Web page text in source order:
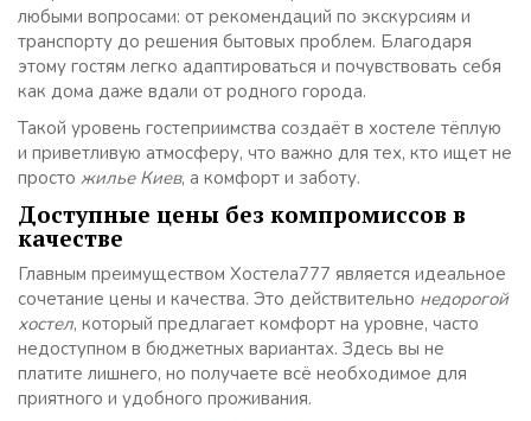
любыми вопросами: от рекомендаций по экскурсиям и
транспорту до решения бытовых проблем. Благодаря
этому гостям легко адаптироваться и почувствовать себя
как дома даже вдали от родного города.
Такой уровень гостеприимства создаёт в хостеле тёплую
и приветливую атмосферу, что важно для тех, кто ищет не
просто жилье Киев, а комфорт и заботу.
Доступные цены без компромиссов в
качестве
Главным преимуществом Хостела777 является идеальное
сочетание цены и качества. Это действительно недорогой
хостел, который предлагает комфорт на уровне, часто
недоступном в бюджетных вариантах. Здесь вы не
платите лишнего, но получаете всё необходимое для
приятного и удобного проживания.